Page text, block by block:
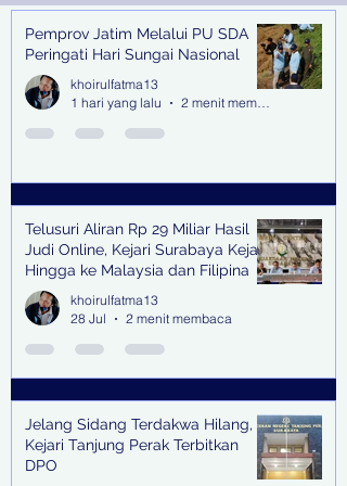
Recent Posts
Pemprov Jatim Melalui PU SDA
Peringati Hari Sungai Nasional
khoirulfatma13
1 hari yang lalu
2 menit membaca
Telusuri Aliran Rp 29 Miliar Hasil
Judi Online, Kejari Surabaya Kejar
Hingga ke Malaysia dan Filipina
khoirulfatma13
28 Jul
2 menit membaca
Jelang Sidang Terdakwa Hilang,
Kejari Tanjung Perak Terbitkan
DPO